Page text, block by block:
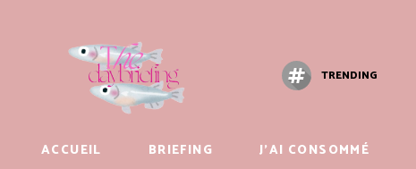
TRENDING
ACCUEIL BRIEFING J’AI CONSOMMÉ